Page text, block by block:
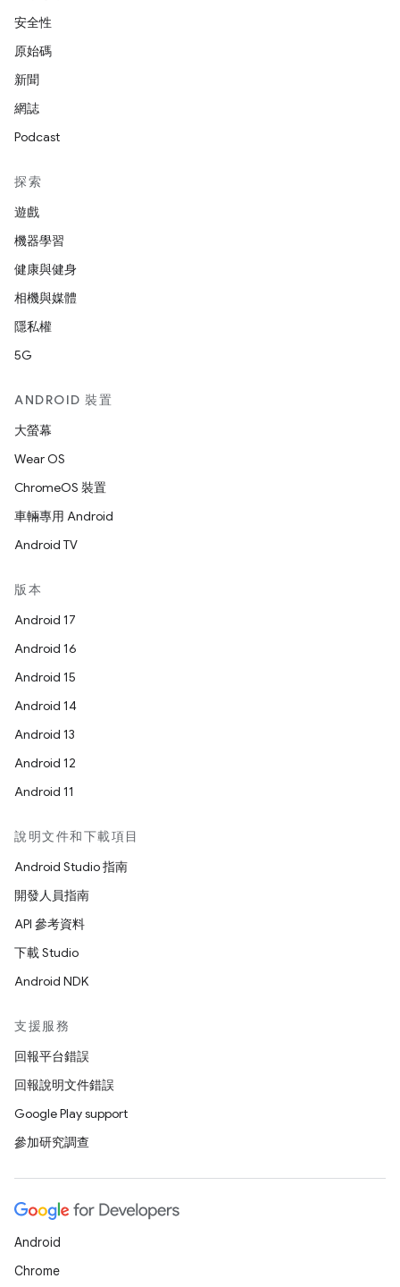
安全性
原始碼
新聞
網誌
Podcast
探索
遊戲
機器學習
健康與健身
相機與媒體
隱私權
5G
ANDROID 裝置
大螢幕
Wear OS
ChromeOS 裝置
車輛專用 Android
Android TV
版本
Android 17
Android 16
Android 15
Android 14
Android 13
Android 12
Android 11
說明文件和下載項目
Android Studio 指南
開發人員指南
API 參考資料
下載 Studio
Android NDK
支援服務
回報平台錯誤
回報說明文件錯誤
Google Play support
參加研究調查
Android
Chrome